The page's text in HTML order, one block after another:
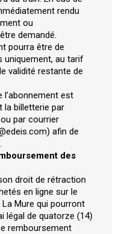
rendu
ou
demandé.
pourra être de
uniquement, au tarif
validité restante de
l’abonnement est
la billetterie par
par courrier
afin de
des
droit de rétraction
en ligne sur le
Mure qui pourront
légal de quatorze (14)
remboursement